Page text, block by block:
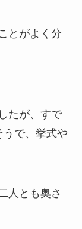
とがよく分
たが、すで
で、挙式や
人とも奥さ